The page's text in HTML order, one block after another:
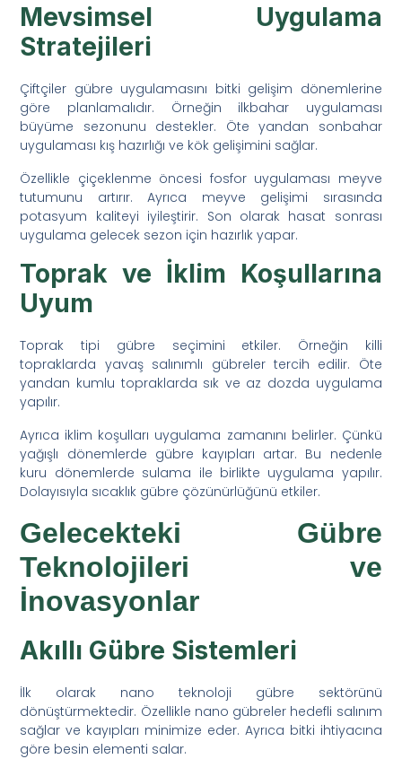
Mevsimsel Uygulama
Stratejileri
Çiftçiler gübre uygulamasını bitki gelişim dönemlerine
göre planlamalıdır. Örneğin ilkbahar uygulaması
büyüme sezonunu destekler. Öte yandan sonbahar
uygulaması kış hazırlığı ve kök gelişimini sağlar.
Özellikle çiçeklenme öncesi fosfor uygulaması meyve
tutumunu artırır. Ayrıca meyve gelişimi sırasında
potasyum kaliteyi iyileştirir. Son olarak hasat sonrası
uygulama gelecek sezon için hazırlık yapar.
Toprak ve İklim Koşullarına
Uyum
Toprak tipi gübre seçimini etkiler. Örneğin killi
topraklarda yavaş salınımlı gübreler tercih edilir. Öte
yandan kumlu topraklarda sık ve az dozda uygulama
yapılır.
Ayrıca iklim koşulları uygulama zamanını belirler. Çünkü
yağışlı dönemlerde gübre kayıpları artar. Bu nedenle
kuru dönemlerde sulama ile birlikte uygulama yapılır.
Dolayısıyla sıcaklık gübre çözünürlüğünü etkiler.
Gelecekteki Gübre
Teknolojileri ve
İnovasyonlar
Akıllı Gübre Sistemleri
İlk olarak nano teknoloji gübre sektörünü
dönüştürmektedir. Özellikle nano gübreler hedefli salınım
sağlar ve kayıpları minimize eder. Ayrıca bitki ihtiyacına
göre besin elementi salar.